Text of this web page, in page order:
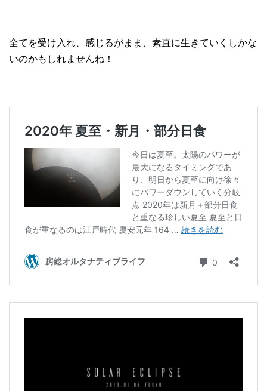
全てを受け入れ、感じるがまま、素直に生きていくしかな
いのかもしれませんね！